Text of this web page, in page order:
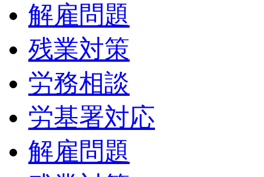
解雇問題
残業対策
労務相談
労基署対応
解雇問題